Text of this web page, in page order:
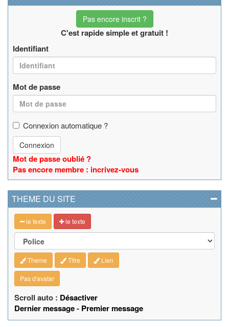
Pas encore inscrit ?
C'est rapide simple et gratuit !
Identifiant
Mot de passe
Connexion automatique ?
Connexion
Mot de passe oublié ?
Pas encore membre : incrivez-vous
THEME DU SITE
le texte le texte
Theme Titre Lien
Pas d'avatar
Scroll auto : Désactiver
Dernier message- Premier message